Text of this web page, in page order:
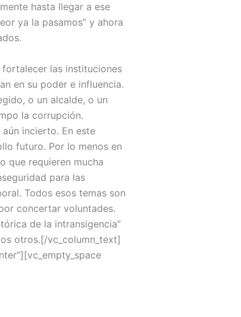
hasta llegar a ese
ya la pasamos” y ahora
las instituciones
en su poder e influencia.
o un alcalde, o un
la corrupción.
incierto. En este
futuro. Por lo menos en
que requieren mucha
para las
Todos esos temas son
concertar voluntades.
de la intransigencia”
otros.[/vc_column_text]